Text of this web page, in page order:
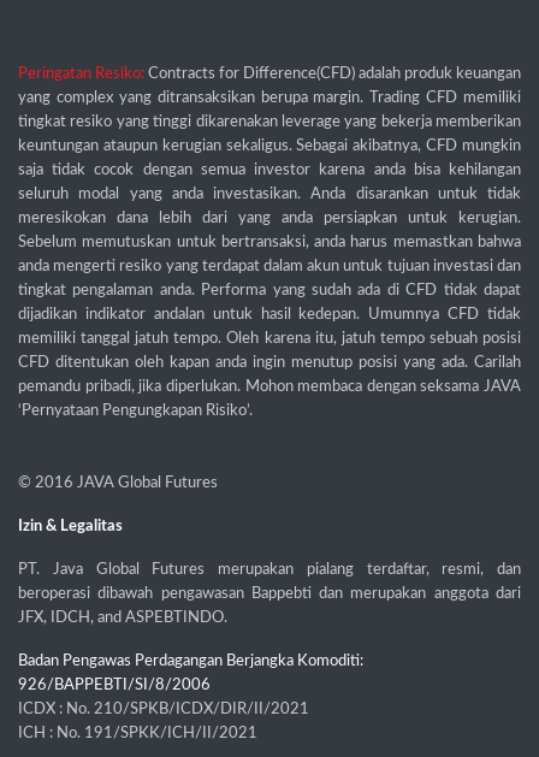
Peringatan Resiko: Contracts for Difference(CFD) adalah produk keuangan
yang complex yang ditransaksikan berupa margin. Trading CFD memiliki
tingkat resiko yang tinggi dikarenakan leverage yang bekerja memberikan
keuntungan ataupun kerugian sekaligus. Sebagai akibatnya, CFD mungkin
saja tidak cocok dengan semua investor karena anda bisa kehilangan
seluruh modal yang anda investasikan. Anda disarankan untuk tidak
meresikokan dana lebih dari yang anda persiapkan untuk kerugian.
Sebelum memutuskan untuk bertransaksi, anda harus memastkan bahwa
anda mengerti resiko yang terdapat dalam akun untuk tujuan investasi dan
tingkat pengalaman anda. Performa yang sudah ada di CFD tidak dapat
dijadikan indikator andalan untuk hasil kedepan. Umumnya CFD tidak
memiliki tanggal jatuh tempo. Oleh karena itu, jatuh tempo sebuah posisi
CFD ditentukan oleh kapan anda ingin menutup posisi yang ada. Carilah
pemandu pribadi, jika diperlukan. Mohon membaca dengan seksama JAVA
‘Pernyataan Pengungkapan Risiko’.
© 2016 JAVA Global Futures
Izin & Legalitas
PT. Java Global Futures merupakan pialang terdaftar, resmi, dan
beroperasi dibawah pengawasan Bappebti dan merupakan anggota dari
JFX, IDCH, and ASPEBTINDO.
Badan Pengawas Perdagangan Berjangka Komoditi:
926/BAPPEBTI/SI/8/2006
ICDX : No. 210/SPKB/ICDX/DIR/II/2021
ICH : No. 191/SPKK/ICH/II/2021